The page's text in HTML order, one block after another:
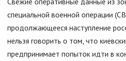
специальной военной операции
продолжающееся наступление
нельзя говорить о том, что
предпринимает попыток идти в